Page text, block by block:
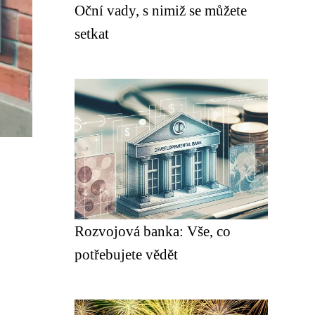
Oční vady, s nimiž se můžete
setkat
Rozvojová banka: Vše, co
potřebujete vědět